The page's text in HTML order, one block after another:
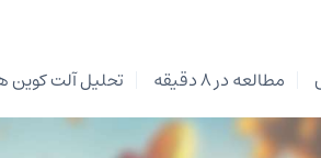
مطالعه در 8 دقیقه تحلیل آلت کوین